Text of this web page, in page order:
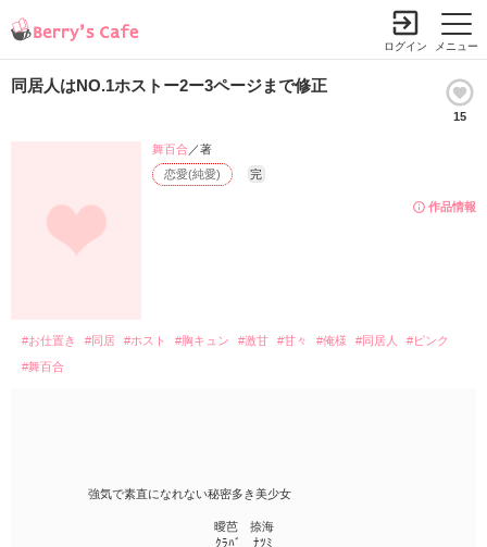
メニュー
ログイン
同居人はNO.1ホストー2ー3ページまで修正
15
作品情報
恋愛(純愛) 完
舞百合／著
#お仕置き #同居 #ホスト #胸キュン #激甘 #甘々 #俺様 #同居人
#ピンク
#舞百合
強気で素直になれない秘密多き美少女
曖芭 捺海
ｸﾗﾊﾞ ﾅﾂﾐ